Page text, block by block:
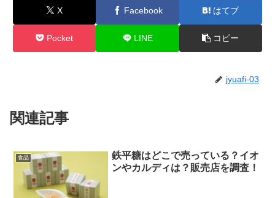
X Facebook はてブ
Pocket LINE コピー
jyuafi-03
関連記事
食品
鉄平糖はどこで売っている？イオ
ンやカルディは？販売店を調査！